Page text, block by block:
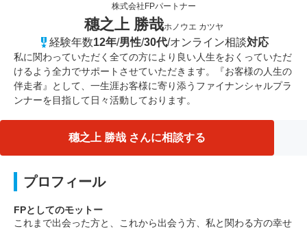
株式会社FPパートナー
穗之上 勝哉ホノウエ カツヤ
経験年数12年/男性/30代/オンライン相談対応
私に関わっていただく全ての方により良い人生をおくっていただ
けるよう全力でサポートさせていただきます。『お客様の人生の
伴走者』として、一生涯お客様に寄り添うファイナンシャルプラ
ンナーを目指して日々活動しております。
穗之上 勝哉 さんに相談する
プロフィール
FPとしてのモットー
これまで出会った方と、これから出会う方、私と関わる方の幸せ